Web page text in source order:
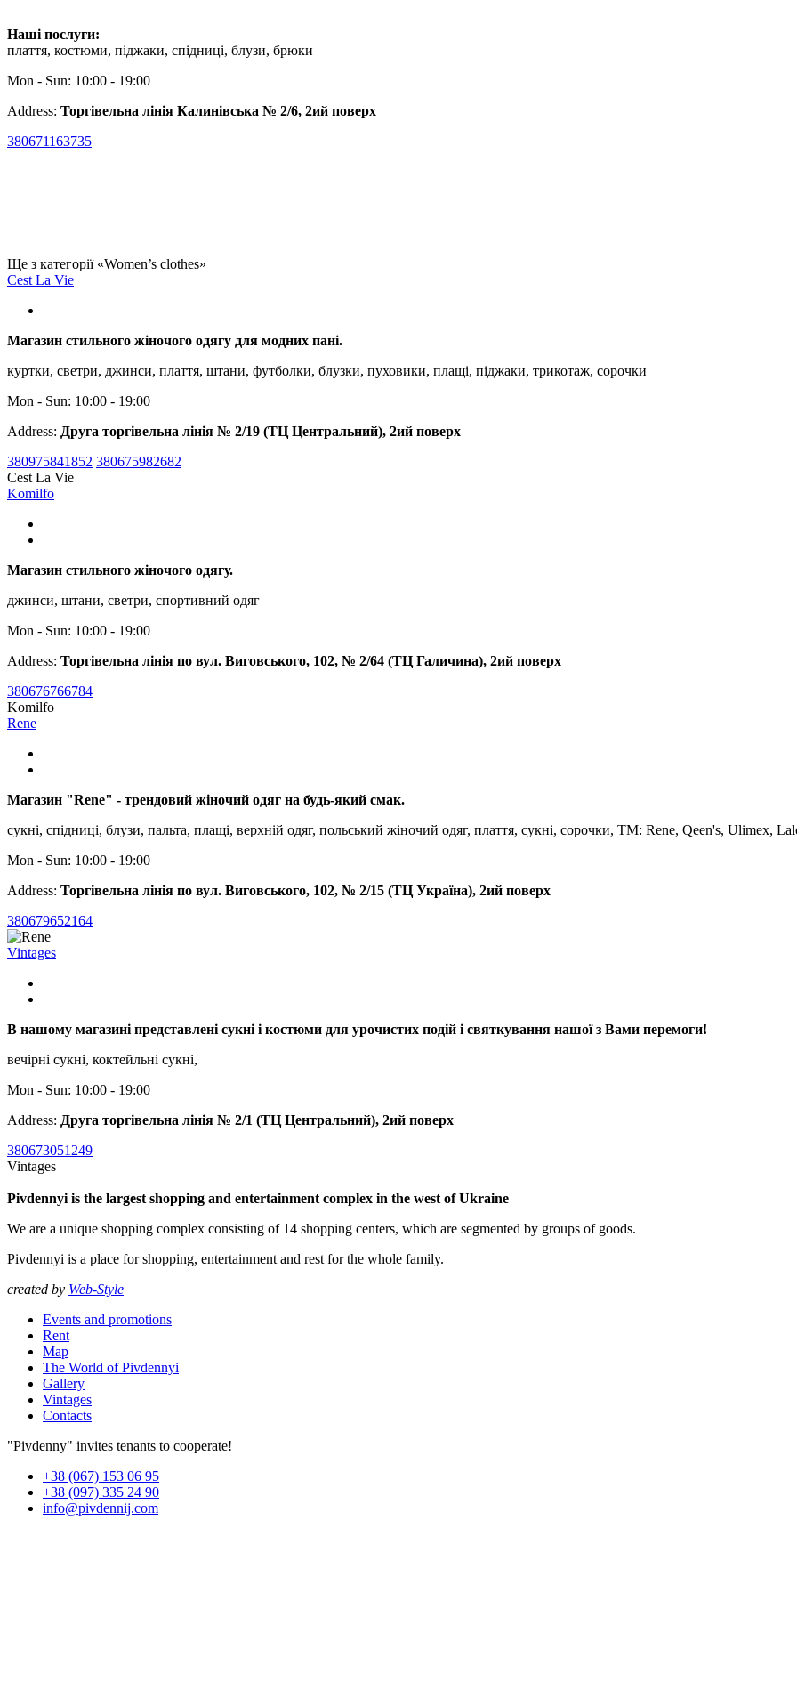
Наші послуги:
плаття, костюми, піджаки, спідниці, блузи, брюки
Mon - Sun: 10:00 - 19:00
Address: Торгівельна лінія Калинівська № 2/6, 2ий поверх
380671163735
Ще з категорії «Women’s clothes»
Cest La Vie
Магазин стильного жіночого одягу для модних пані.
куртки, светри, джинси, плаття, штани, футболки, блузки, пуховики, плащі, піджаки, трикотаж, сорочки
Mon - Sun: 10:00 - 19:00
Address: Друга торгівельна лінія № 2/19 (ТЦ Центральний), 2ий поверх
380975841852 380675982682
Cest La Vie
Komilfo
Магазин стильного жіночого одягу.
джинси, штани, светри, спортивний одяг
Mon - Sun: 10:00 - 19:00
Address: Торгівельна лінія по вул. Виговського, 102, № 2/64 (ТЦ Галичина), 2ий поверх
380676766784
Komilfo
Rene
Магазин "Rene" - трендовий жіночий одяг на будь-який смак.
сукні, спідниці, блузи, пальта, плащі, верхній одяг, польський жіночий одяг, плаття, сукні, сорочки, ТМ: Rene, Qeen's, Ulimex,
Mon - Sun: 10:00 - 19:00
Address: Торгівельна лінія по вул. Виговського, 102, № 2/15 (ТЦ Україна), 2ий поверх
380679652164
Vintages
В нашому магазині представлені сукні і костюми для урочистих подій і святкування нашої з Вами перемоги!
вечірні сукні, коктейльні сукні,
Mon - Sun: 10:00 - 19:00
Address: Друга торгівельна лінія № 2/1 (ТЦ Центральний), 2ий поверх
380673051249
Vintages
Pivdennyi is the largest shopping and entertainment complex in the west of Ukraine
We are a unique shopping complex consisting of 14 shopping centers, which are segmented by groups of goods.
Pivdennyi is a place for shopping, entertainment and rest for the whole family.
created by Web-Style
Events and promotions
Rent
Map
The World of Pivdennyi
Gallery
Vintages
Contacts
"Pivdenny" invites tenants to cooperate!
+38 (067) 153 06 95
+38 (097) 335 24 90
info@pivdennij.com